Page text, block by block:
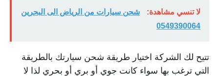
لا تنسي مشاهدة:
شحن سيارات من الرياض الى البحرين
0549390064
تتيح لك الشركة اختيار طريقة شحن سيارتك بالطريقة
التي ترغب بها سواء كانت جوي أو بري أو بحري لذا لا